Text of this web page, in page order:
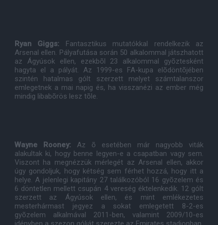
Ryan Giggs: Fantasztikus mutatókkal rendelkezik az
Arsenal ellen. Pályafutása során 50 alkalommal játszhatott
az Ágyúsok ellen, ezekbõl 23 alkalommal gyõztesként
hagyta el a pályát. Az 1999-es FA-kupa elõdöntõjében
szintén hatalmas gólt szerzett melyet számtalanszor
emlegetnek a mai napig és, ha visszanézi az ember még
mindig libabõrös lesz tõle.
Wayne Rooney: Az õ esetében már nagyobb viták
alakultak ki, hogy benne legyen-e a csapatban vagy sem.
Viszont ha megnézzük mérlegét az Arsenal ellen, akkor
úgy gondoljuk, hogy kétség sem férhet hozzá, hogy itt a
helye. A jelenlegi kapitány 27 találkozóból 16 gyõzelem és
6 döntetlen mellett csupán 4 vereség éktelenkedik. 12 gólt
szerzett az Ágyúsok ellen, és mint emlékezetes
mesterhármast jegyez a sokat emlegetett 8-2-es
gyõzelem alkalmával 2011-ben, valamint 2009/10-es